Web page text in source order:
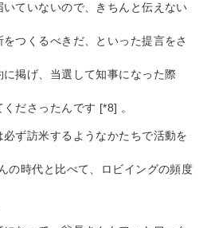
ていないので、きちんと伝えない
つくるべきだ、といった提言をさ
掲げ、当選して知事になった際
ださったんです [*8] 。
ず訪米するようなかたちで活動を
の時代と比べて、ロビイングの頻度